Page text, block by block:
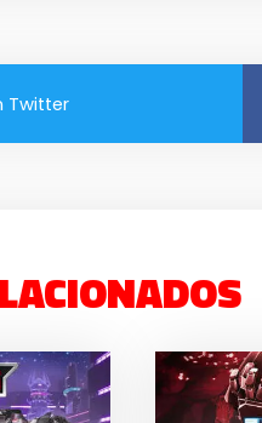
Twitter